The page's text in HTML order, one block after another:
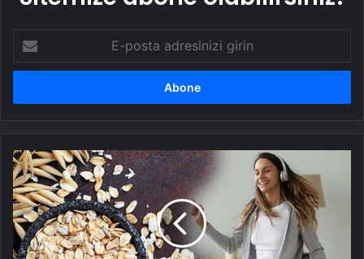
posta
adresinizi
Ağza
atar
atmaz
enerji
veriyor!
Tükenmişlik